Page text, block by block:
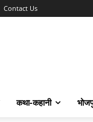
Contact Us
कथा-कहानी